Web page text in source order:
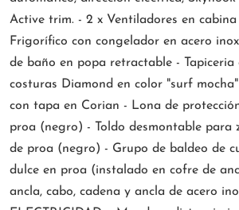
Active trim. - 2 x Ventiladores en
Frigorífico con congelador en acero
de baño en popa retractable - Tapiceria
costuras Diamond en color "surf
con tapa en Corian - Lona de
proa (negro) - Toldo desmontable para
de proa (negro) - Grupo de baldeo de
dulce en proa (instalado en cofre de
ancla, cabo, cadena y ancla de acero